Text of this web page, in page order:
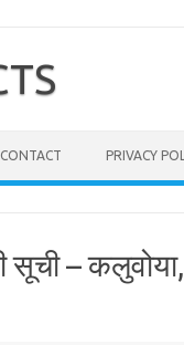
CONTACT PRIVACY
– कलुवोया,